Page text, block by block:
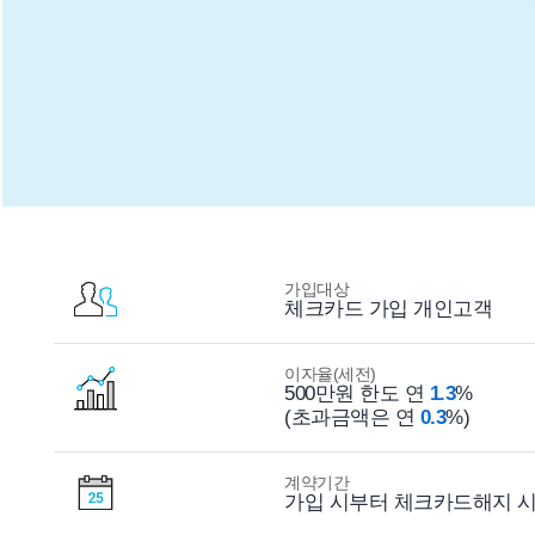
가입대상
체크카드 가입 개인고객
이자율(세전)
500만원 한도 연 1.3%
(초과금액은 연 0.3%)
계약기간
가입 시부터 체크카드해지